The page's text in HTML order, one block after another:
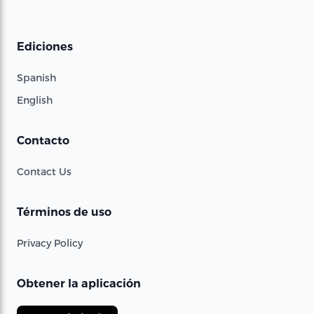
Ediciones
Spanish
English
Contacto
Contact Us
Términos de uso
Privacy Policy
Obtener la aplicación